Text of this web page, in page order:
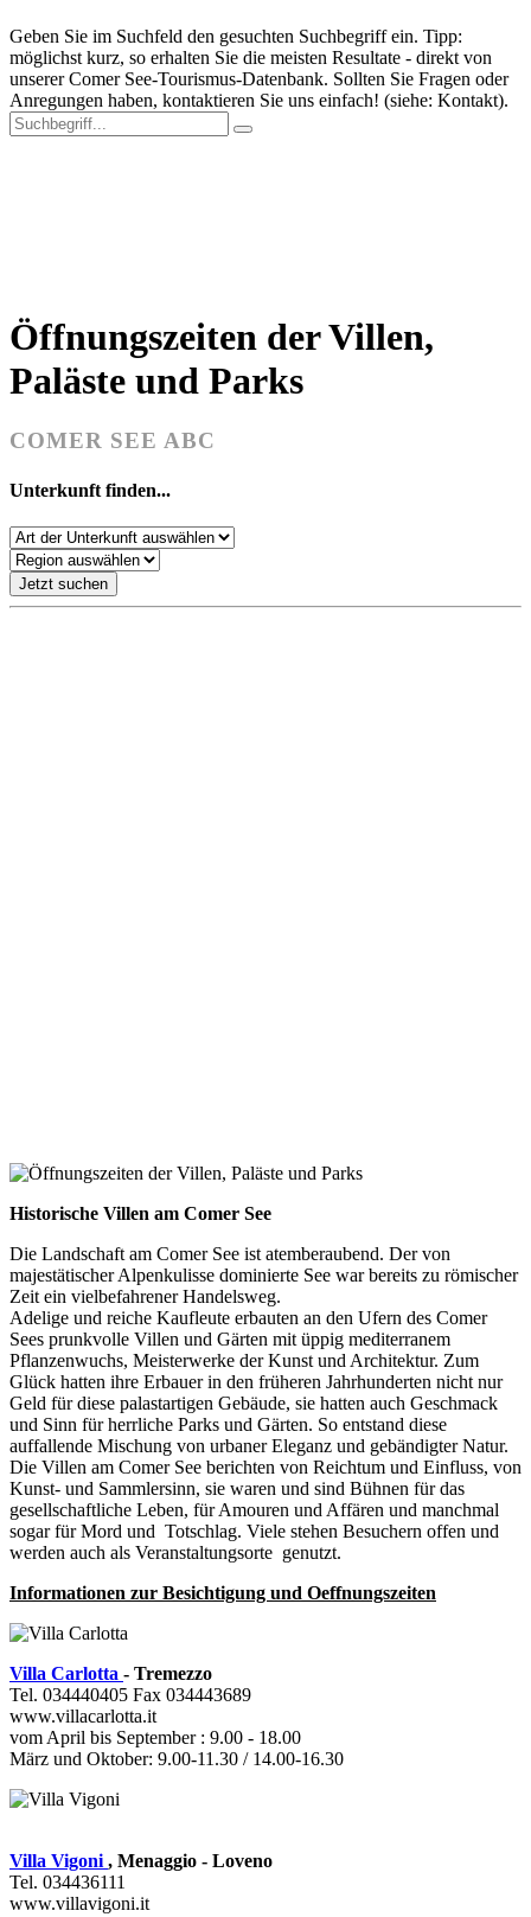
Geben Sie im Suchfeld den gesuchten Suchbegriff ein. Tipp:
möglichst kurz, so erhalten Sie die meisten Resultate - direkt von
unserer Comer See-Tourismus-Datenbank. Sollten Sie Fragen oder
Anregungen haben, kontaktieren Sie uns einfach! (siehe: Kontakt).
Öffnungszeiten der Villen,
Paläste und Parks
COMER SEE ABC
Unterkunft finden...
Jetzt suchen
Historische Villen am Comer See
Die Landschaft am Comer See ist atemberaubend. Der von
majestätischer Alpenkulisse dominierte See war bereits zu römischer
Zeit ein vielbefahrener Handelsweg.
Adelige und reiche Kaufleute erbauten an den Ufern des Comer
Sees prunkvolle Villen und Gärten mit üppig mediterranem
Pflanzenwuchs, Meisterwerke der Kunst und Architektur. Zum
Glück hatten ihre Erbauer in den früheren Jahrhunderten nicht nur
Geld für diese palastartigen Gebäude, sie hatten auch Geschmack
und Sinn für herrliche Parks und Gärten. So entstand diese
auffallende Mischung von urbaner Eleganz und gebändigter Natur.
Die Villen am Comer See berichten von Reichtum und Einfluss, von
Kunst- und Sammlersinn, sie waren und sind Bühnen für das
gesellschaftliche Leben, für Amouren und Affären und manchmal
sogar für Mord und Totschlag. Viele stehen Besuchern offen und
werden auch als Veranstaltungsorte genutzt.
Informationen zur Besichtigung und Oeffnungszeiten
Villa Carlotta - Tremezzo
Tel. 034440405 Fax 034443689
www.villacarlotta.it
vom April bis September : 9.00 - 18.00
März und Oktober: 9.00-11.30 / 14.00-16.30
Villa Vigoni , Menaggio - Loveno
Tel. 034436111
www.villavigoni.it